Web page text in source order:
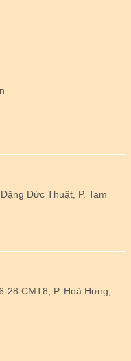
Đức Thuật, P. Tam
28 CMT8, P. Hoà Hưng,